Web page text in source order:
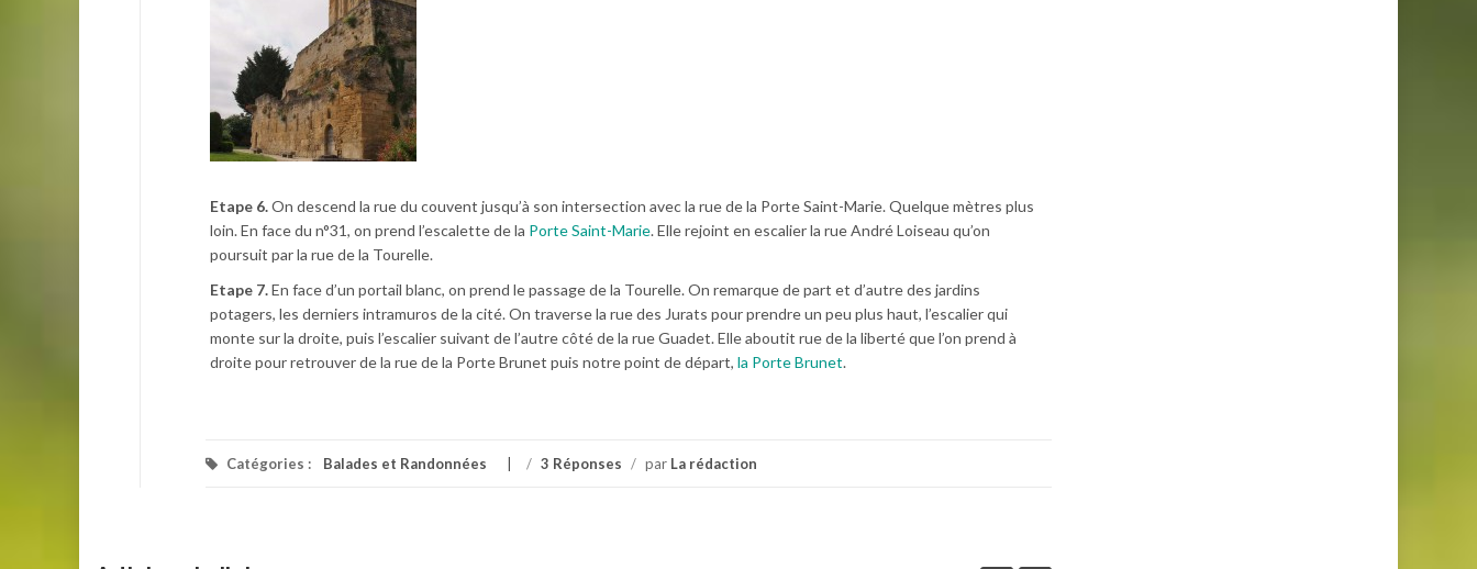
Etape 6.On descend la rue du couvent jusqu’à son intersection avec la rue de la Porte Saint-Marie. Quelque mètres plus
loin. En face du n°31, on prend l’escalette de la Porte Saint-Marie. Elle rejoint en escalier la rue André Loiseau qu’on
poursuit par la rue de la Tourelle.
Etape 7.En face d’un portail blanc, on prend le passage de la Tourelle. On remarque de part et d’autre des jardins
potagers, les derniers intramuros de la cité. On traverse la rue des Jurats pour prendre un peu plus haut, l’escalier qui
monte sur la droite, puis l’escalier suivant de l’autre côté de la rue Guadet. Elle aboutit rue de la liberté que l’on prend à
droite pour retrouver de la rue de la Porte Brunet puis notre point de départ, la Porte Brunet.
Catégories : Balades et Randonnées / 3 Réponses / par La rédaction